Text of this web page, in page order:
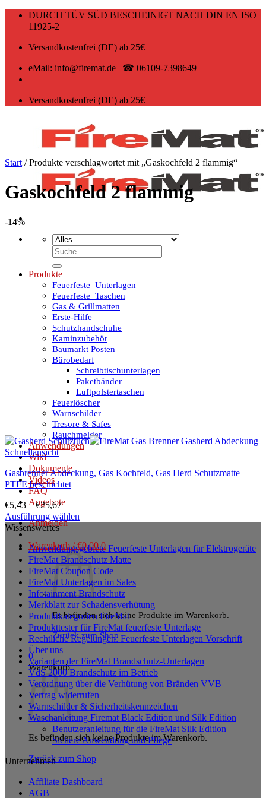
Zum
DURCH TÜV SÜD BESCHEINIGT NACH DIN EN ISO
11925-2
Versandkostenfrei (DE) ab 25€
eMail: info@firemat.de | ☎ 06109-7398649
Versandkostenfrei (DE) ab 25€
Suchen
nach:
Produkte
Feuerfeste_Unterlagen
Feuerfeste_Taschen
Gas & Grillmatten
Erste-Hilfe
Schutzhandschuhe
Kaminzubehör
Baumarkt Posten
Bürobedarf
Schreibtischunterlagen
Paketbänder
Luftpolstertaschen
Feuerlöscher
Warnschilder
Tresore & Safes
Rauchmelder
Anwendungen
Wiki
Dokumente
Videos
FAQ
Angebote
Anmelden
Warenkorb /€0,00 0
Es befinden sich keine Produkte im Warenkorb.
Zurück zum Shop
0
Warenkorb
Es befinden sich keine Produkte im Warenkorb.
Zurück zum Shop
Start /Produkte verschlagwortet mit „Gaskochfeld 2 flammig“
Gaskochfeld 2 flammig
-14%
Schnellansicht
Gasbrenner Abdeckung, Gas Kochfeld, Gas Herd Schutzmatte –
PTFE beschichtet
€5,43 –€25,67
Ausführung wählen
Dieses
Produkt
weist
mehrere
Varianten
Optionen
können
Produktseite
gewählt
werden
Wissenswertes
Anwendungsgebiete Feuerfeste Unterlagen für Elektrogeräte
FireMat Brandschutz Matte
FireMat Coupon Code
FireMat Unterlagen im Sales
Infotainment Brandschutz
Merkblatt zur Schadensverhütung
Produktkategorien FireMat
Produkttester für FireMat feuerfeste Unterlage
Rechtliche Regelungen: Feuerfeste Unterlagen Vorschrift
Über uns
Varianten der FireMat Brandschutz-Unterlagen
VdS 2000 Brandschutz im Betrieb
Verordnung über die Verhütung von Bränden VVB
Vertrag widerrufen
Warnschilder & Sicherheitskennzeichen
Waschanleitung Firemat Black Edition und Silk Edition
Benutzeranleitung für die FireMat Silk Edition –
Sichere Anwendung und Pflege
Unternehmen
Affiliate Dashboard
AGB